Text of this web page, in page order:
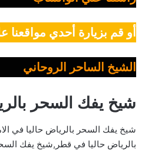
أو قم بزيارة أحدي مواقعنا
الشيخ الساحر الروحاني
شيخ يفك السحر
شيخ يفك السحر بالرياض حاليا في
بالرياض حاليا في قطر,شيخ يفك